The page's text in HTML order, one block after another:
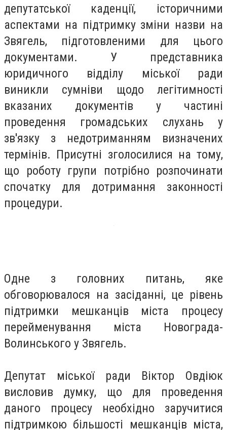
депутатської каденції, історичними
аспектами на підтримку зміни назви на
Звягель, підготовленими для цього
документами. У представника
юридичного відділу міської ради
виникли сумніви щодо легітимності
вказаних документів у частині
проведення громадських слухань у
зв'язку з недотриманням визначених
термінів. Присутні зголосилися на тому,
що роботу групи потрібно розпочинати
спочатку для дотримання законності
процедури.
Одне з головних питань, яке
обговорювалося на засіданні, це рівень
підтримки мешканців міста процесу
перейменування міста Новограда-
Волинського у Звягель.
Депутат міської ради Віктор Овдіюк
висловив думку, що для проведення
даного процесу необхідно заручитися
підтримкою більшості мешканців міста,